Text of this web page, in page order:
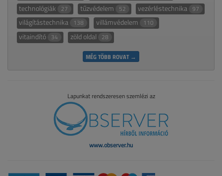
technológiák 27 tűzvédelem 52 vezérléstechnika 97
világítástechnika 138 villámvédelem 110
vitaindító 34 zöld oldal 28
MÉG TÖBB ROVAT →
Lapunkat rendszeresen szemlézi az
www.observer.hu